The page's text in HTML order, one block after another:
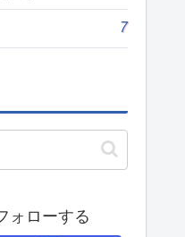
7
ォローする